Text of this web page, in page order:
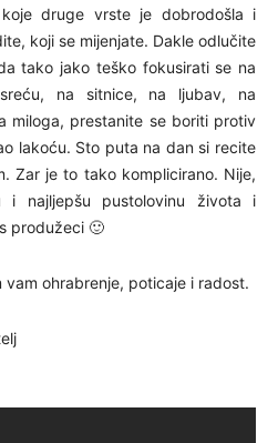
druge vrste je dobrodošla i
koji se mijenjate. Dakle odlučite
tako jako teško fokusirati se na
na sitnice, na ljubav, na
miloga, prestanite se boriti protiv
lakoću. Sto puta na dan si recite
Zar je to tako komplicirano. Nije,
i najljepšu pustolovinu života i
produžeci 🙂
vam ohrabrenje, poticaje i radost.